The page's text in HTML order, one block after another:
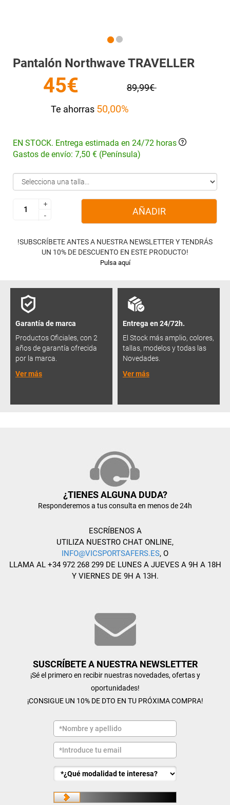
Pantalón Northwave TRAVELLER
45€
89,99€
Te ahorras 50,00%
EN STOCK. Entrega estimada en 24/72 horas
Gastos de envío: 7,50 € (Península)
+
-
+
-
AÑADIR
!SUBSCRÍBETE ANTES A NUESTRA NEWSLETTER Y TENDRÁS
UN 10% DE DESCUENTO EN ESTE PRODUCTO!
Pulsa aquí
Garantía de marca
Productos Oficiales, con 2
años de garantía ofrecida
por la marca.
Ver más
Entrega en 24/72h.
El Stock más amplio, colores,
tallas, modelos y todas las
Novedades.
Ver más
¿TIENES ALGUNA DUDA?
Responderemos a tus consulta en menos de 24h
ESCRÍBENOS A
UTILIZA NUESTRO CHAT ONLINE,
INFO@VICSPORTSAFERS.ES, O
LLAMA AL +34 972 268 299 DE LUNES A JUEVES A 9H A 18H
Y VIERNES DE 9H A 13H.
SUSCRÍBETE A NUESTRA NEWSLETTER
¡Sé el primero en recibir nuestras novedades, ofertas y
oportunidades!
¡CONSIGUE UN 10% DE DTO EN TU PRÓXIMA COMPRA!